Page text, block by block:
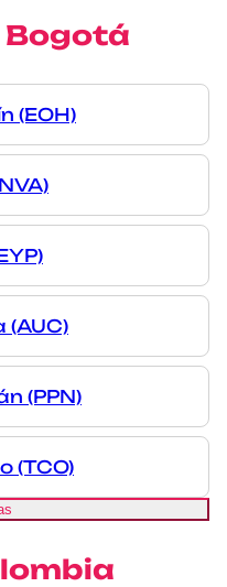
Bogotá
(EOH)
(AUC)
(PPN)
(TCO)